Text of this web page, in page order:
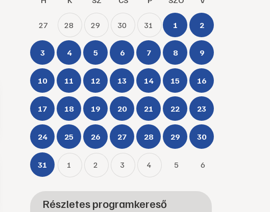
27 28 29 30 31 1 2
3 4 5 6 7 8 9
10 11 12 13 14 15 16
17 18 19 20 21 22 23
24 25 26 27 28 29 30
31 1 2 3 4 5 6
Részletes programkereső